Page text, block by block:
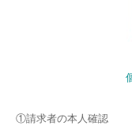
①請求者の本人確認